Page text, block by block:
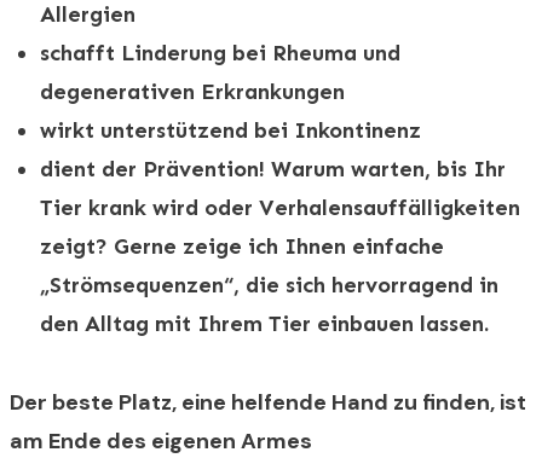
Allergien
schafft Linderung bei Rheuma und
degenerativen Erkrankungen
wirkt unterstützend bei Inkontinenz
dient der Prävention! Warum warten, bis Ihr
Tier krank wird oder Verhalensauffälligkeiten
zeigt? Gerne zeige ich Ihnen einfache
„Strömsequenzen“, die sich hervorragend in
den Alltag mit Ihrem Tier einbauen lassen.
Der beste Platz, eine helfende Hand zu finden, ist
am Ende des eigenen Armes